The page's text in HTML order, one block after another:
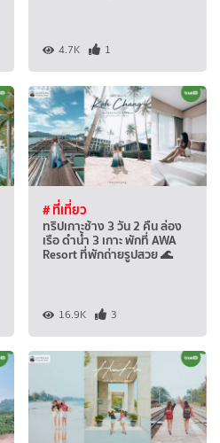
4.7K 1
# ที่เที่ยว
ทริปเกาะช้าง 3 วัน 2 คืน ล่อง
เรือ ดำน้ำ 3 เกาะ พักที่ AWA
Resort ที่พักถ่ายรูปสวย 🌊
16.9K 3